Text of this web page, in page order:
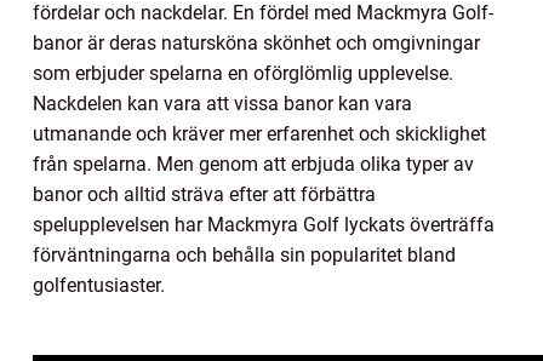
fördelar och nackdelar. En fördel med Mackmyra Golf-
banor är deras natursköna skönhet och omgivningar
som erbjuder spelarna en oförglömlig upplevelse.
Nackdelen kan vara att vissa banor kan vara
utmanande och kräver mer erfarenhet och skicklighet
från spelarna. Men genom att erbjuda olika typer av
banor och alltid sträva efter att förbättra
spelupplevelsen har Mackmyra Golf lyckats överträffa
förväntningarna och behålla sin popularitet bland
golfentusiaster.